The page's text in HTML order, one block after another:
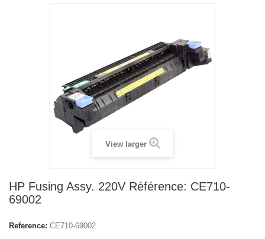
View larger
HP Fusing Assy. 220V Référence: CE710-
69002
Reference: CE710-69002